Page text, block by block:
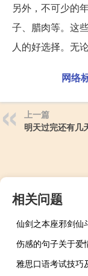
另外，不可少的
子、腊肉等。这
人的好选择。无
网络
上一篇
明天过完还有几
相关问题
伤感的句子关于爱
雅思口语考试技巧